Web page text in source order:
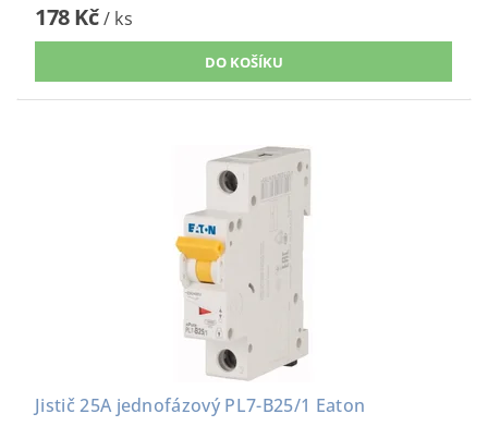
178 Kč/ ks
Jistič 25A jednofázový PL7-B25/1 Eaton